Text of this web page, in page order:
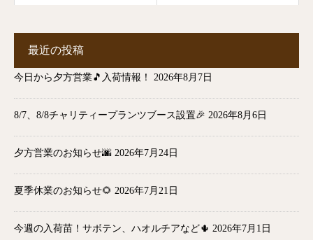
最近の投稿
今日から夕方営業🎵入荷情報！ 2026年8月7日
8/7、8/8チャリティープランツブース設置🎉 2026年8月6日
夕方営業のお知らせ🌆 2026年7月24日
夏季休業のお知らせ🌻 2026年7月21日
今週の入荷苗！サボテン、ハオルチアなど🌵 2026年7月1日